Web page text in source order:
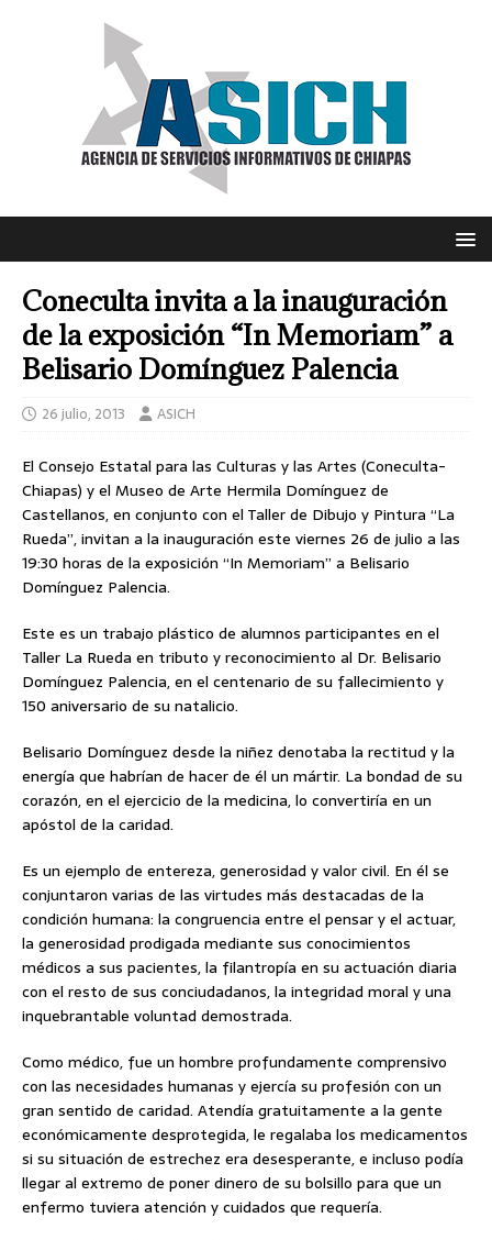
Coneculta invita a la inauguración
de la exposición “In Memoriam” a
Belisario Domínguez Palencia
26 julio, 2013 ASICH
El Consejo Estatal para las Culturas y las Artes (Coneculta-
Chiapas) y el Museo de Arte Hermila Domínguez de
Castellanos, en conjunto con el Taller de Dibujo y Pintura “La
Rueda”, invitan a la inauguración este viernes 26 de julio a las
19:30 horas de la exposición “In Memoriam” a Belisario
Domínguez Palencia.
Este es un trabajo plástico de alumnos participantes en el
Taller La Rueda en tributo y reconocimiento al Dr. Belisario
Domínguez Palencia, en el centenario de su fallecimiento y
150 aniversario de su natalicio.
Belisario Domínguez desde la niñez denotaba la rectitud y la
energía que habrían de hacer de él un mártir. La bondad de su
corazón, en el ejercicio de la medicina, lo convertiría en un
apóstol de la caridad.
Es un ejemplo de entereza, generosidad y valor civil. En él se
conjuntaron varias de las virtudes más destacadas de la
condición humana: la congruencia entre el pensar y el actuar,
la generosidad prodigada mediante sus conocimientos
médicos a sus pacientes, la filantropía en su actuación diaria
con el resto de sus conciudadanos, la integridad moral y una
inquebrantable voluntad demostrada.
Como médico, fue un hombre profundamente comprensivo
con las necesidades humanas y ejercía su profesión con un
gran sentido de caridad. Atendía gratuitamente a la gente
económicamente desprotegida, le regalaba los medicamentos
si su situación de estrechez era desesperante, e incluso podía
llegar al extremo de poner dinero de su bolsillo para que un
enfermo tuviera atención y cuidados que requería.